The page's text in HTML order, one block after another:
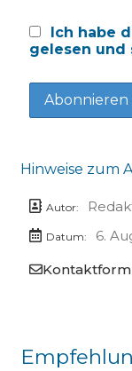
Ich habe
gelesen und
Hinweise zum
Autor:
Datum:
6.